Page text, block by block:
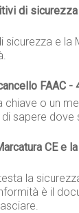
di
sicurezza e la
FAAC -
chiave o un
sapere
CE e
la
è il